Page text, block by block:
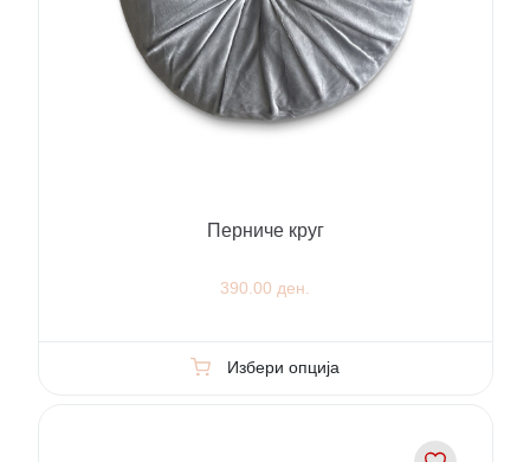
Перниче круг
390.00 ден.
Избери опција